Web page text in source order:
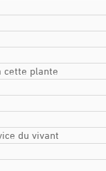
cette plante
du vivant